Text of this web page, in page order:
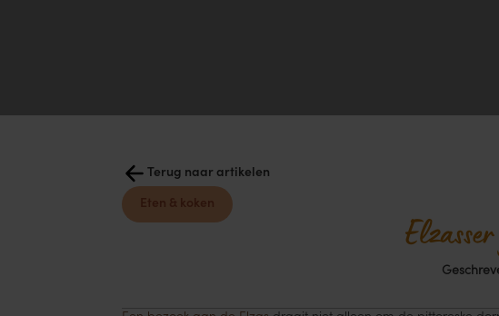
Terug naar artikelen